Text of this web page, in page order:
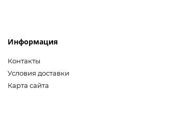
Информация
Контакты
Условия доставки
Карта сайта